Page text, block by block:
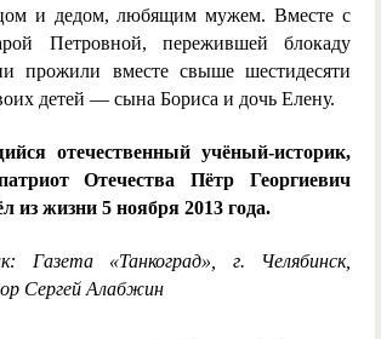
и дедом, любящим мужем. Вместе с
Петровной, пережившей блокаду
прожили вместе свыше шестидесяти
детей — сына Бориса и дочь Елену.
отечественный учёный-историк,
Отечества Пётр Георгиевич
из жизни 5 ноября 2013 года.
Газета «Танкоград», г. Челябинск,
Сергей Алабжин